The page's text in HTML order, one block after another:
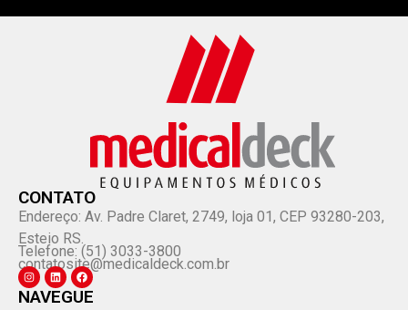
CONTATO
Endereço: Av. Padre Claret, 2749, loja 01, CEP 93280-203,
Esteio RS.
Telefone: (51) 3033-3800
contatosite@medicaldeck.com.br
NAVEGUE